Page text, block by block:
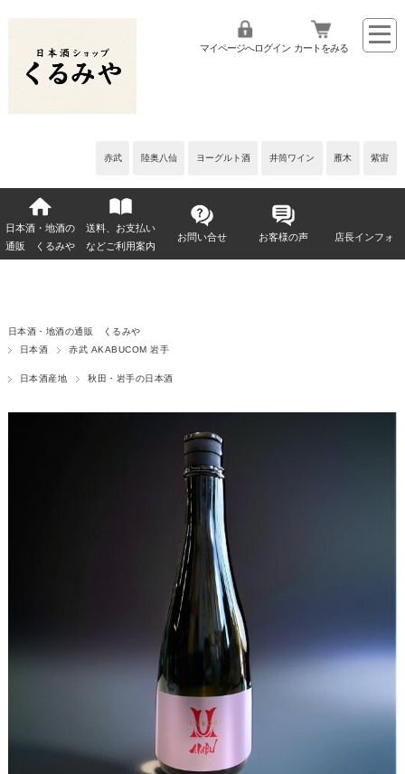
赤武 陸奥八仙 ヨーグルト酒 井筒ワイン 雁木 紫宙
マイページへログイン カートをみる
日本酒・地酒の
通販 くるみや
送料、お支払い
などご利用案内
お問い合せ お客様の声 店長インフォ
日本酒・地酒の通販 くるみや
日本酒
赤武 AKABUCOM 岩手
日本酒産地 秋田・岩手の日本酒